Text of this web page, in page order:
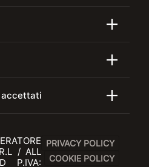
accettati
/ ALL
P.IVA:
PRIVACY POLICY
COOKIE POLICY